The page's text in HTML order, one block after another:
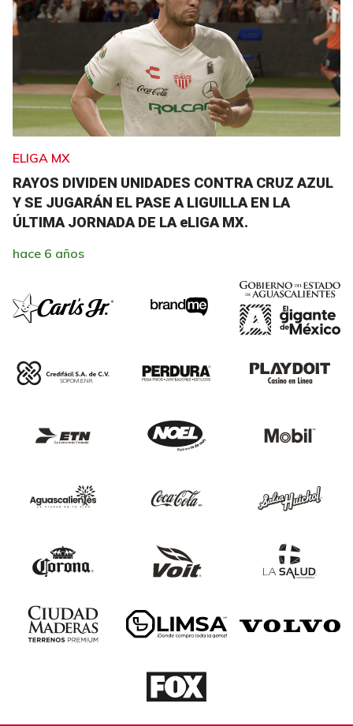
ELIGA MX
RAYOS DIVIDEN UNIDADES CONTRA CRUZ AZUL
Y SE JUGARÁN EL PASE A LIGUILLA EN LA
ÚLTIMA JORNADA DE LA eLIGA MX.
hace 6 años